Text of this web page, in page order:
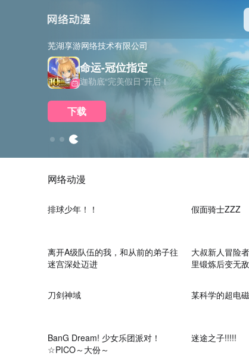
芜湖享游网络技术有限公司
王者荣耀
王者夏日农友节
下载
三角洲行动
幸运鸟窝正式开启
下载
命运-冠位指定
迦勒底“完美假日”开启！
下载
网络动漫
排球少年！！ 假面骑士ZZZ
离开A级队伍的我，和从前的弟子往
迷宫深处迈进
大叔新人冒险
里锻炼后变无
刀剑神域 某科学的超电
BanG Dream! 少女乐团派对！
☆PICO～大份～
迷途之子!!!!!